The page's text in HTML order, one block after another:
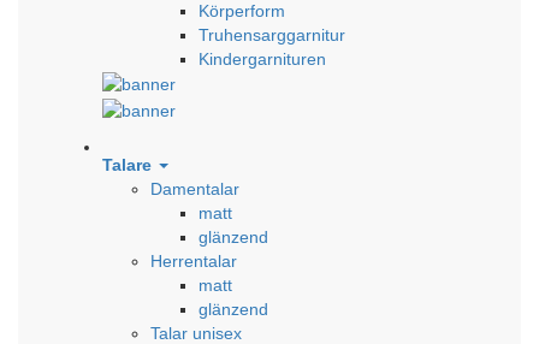
Körperform
Truhensarggarnitur
Kindergarnituren
Talare
Damentalar
matt
glänzend
Herrentalar
matt
glänzend
Talar unisex